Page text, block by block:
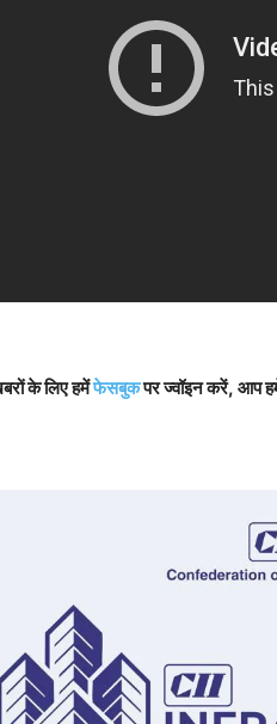
के लिए हमेंफेसबुकपर ज्वॉइन करें, आप